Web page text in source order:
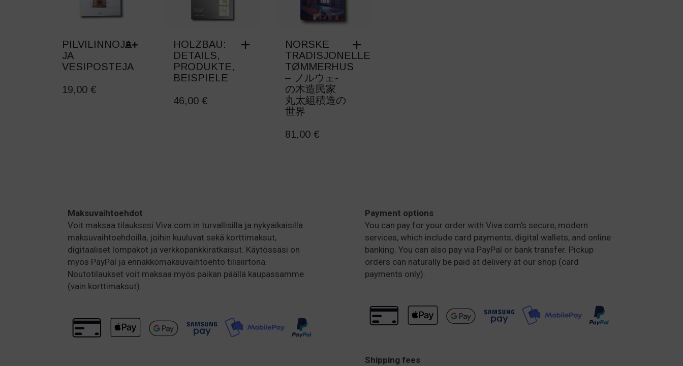
PILVILINNOJA
JA
VESIPOSTEJA
PRODUCT
PRODUCT
PAGE
19,00 €
HOLZBAU:
DETAILS,
PRODUKTE,
BEISPIELE
46,00 €
NORSKE
TRADISJONELLE
TØMMERHUS
– ノルウェ-
の木造民家
丸太組積造の
世界
81,00 €
Maksuvaihtoehdot
Voit maksaa tilauksesi Viva.com:in turvallisilla ja nykyaikaisilla
maksuvaihtoehdoilla, joihin kuuluvat sekä korttimaksut,
digitaaliset lompakot ja verkkopankkiratkaisut. Käytössäsi on
myös PayPal ja ennakkomaksuvaihtoehto tilisiirtona.
Noutotilaukset voit maksaa myös paikan päällä kaupassamme
(vain korttimaksut).
Payment options
You can pay for your order with Viva.com's secure, modern
services, which include card payments, digital wallets, and online
banking. You can also pay via PayPal or bank transfer. Pickup
orders can naturally be paid at delivery at our shop (card
payments only).
Shipping fees